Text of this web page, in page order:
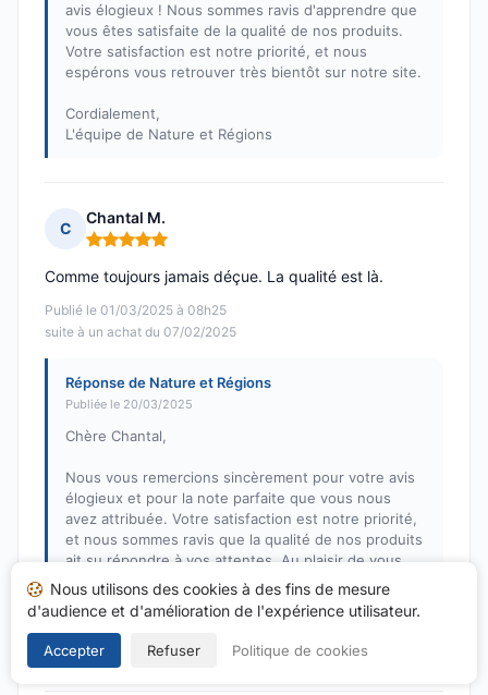
avis élogieux ! Nous sommes ravis d'apprendre que
vous êtes satisfaite de la qualité de nos produits.
Votre satisfaction est notre priorité, et nous
espérons vous retrouver très bientôt sur notre site.
Cordialement,
L'équipe de Nature et Régions
C
Chantal M.
Note : 5 sur 5
Publié le 01/03/2025 à 08h25
suite à un achat du 07/02/2025
Comme toujours jamais déçue. La qualité est là.
Réponse de Nature et Régions
Publiée le 20/03/2025
Chère Chantal,
Nous vous remercions sincèrement pour votre avis
élogieux et pour la note parfaite que vous nous
avez attribuée. Votre satisfaction est notre priorité,
et nous sommes ravis que la qualité de nos produits
ait su répondre à vos attentes. Au plaisir de vous
retrouver bientôt sur notre site "Nature et Régions".
Cordialement,
L'équipe de Nature et Régions
Nous utilisons des cookies à des fins de mesure
d'audience et d'amélioration de l'expérience utilisateur.
Accepter Refuser Politique de cookies